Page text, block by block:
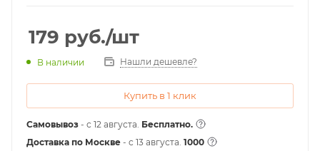
179 руб./шт
В наличии Нашли дешевле?
Купить в 1 клик
Самовывоз - с 12 августа. Бесплатно.
Доставка по Москве - c 13 августа. 1000